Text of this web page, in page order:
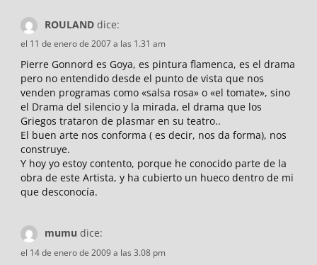
ROULAND dice:
el 11 de enero de 2007 a las 1.31 am
Pierre Gonnord es Goya, es pintura flamenca, es el drama
pero no entendido desde el punto de vista que nos
venden programas como «salsa rosa» o «el tomate», sino
el Drama del silencio y la mirada, el drama que los
Griegos trataron de plasmar en su teatro..
El buen arte nos conforma ( es decir, nos da forma), nos
construye.
Y hoy yo estoy contento, porque he conocido parte de la
obra de este Artista, y ha cubierto un hueco dentro de mi
que desconocía.
mumu dice:
el 14 de enero de 2009 a las 3.08 pm